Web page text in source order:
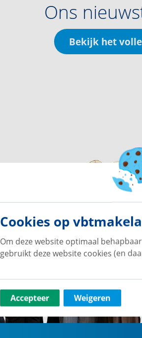
Ons
Bekijk het
Cookies op
Om deze website optimaal
gebruikt deze website cookies (en
Accepteer Weigeren